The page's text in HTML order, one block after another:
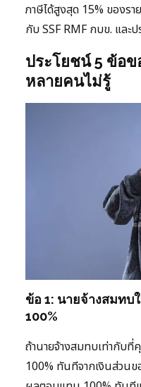
ภาษีได้สูงสุด 15% ของร
กับ SSF RMF กบข. และ
ประโยชน์ 5 ข้อ
หลายคนไม่รู้
ข้อ 1: นายจ้างสมท
100%
ถ้านายจ้างสมทบเท่ากับ
100% ทันทีจากเงินส่วน